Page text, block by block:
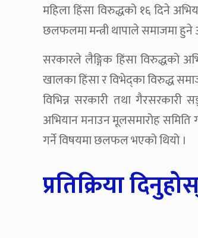
महिला हिंसा विरुद्धको १६ दिने
छलफलमा मन्त्री थापाले समाजमा
सरकारले लैङ्गिक हिंसा विरुद्धको
खालका हिंसा र विभेद्का विरुद्ध
विभिन्न सरकारी तथा गैरसरकारी
अभियान मनाउन मूलसमारोह समिति
गर्ने विषयमा छलफल भएको थियो ।
प्रतिक्रिया